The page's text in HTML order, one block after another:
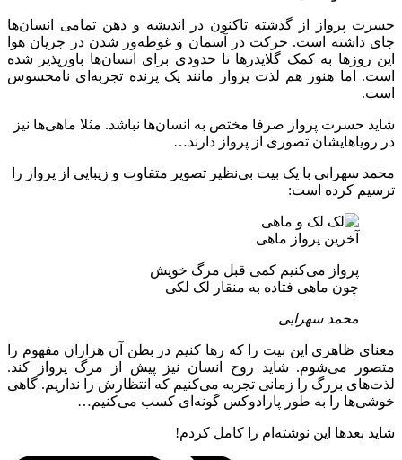
حسرت پرواز از گذشته تاکنون در اندیشه و ذهن تمامی انسان‌ها
جای داشته است. حرکت در آسمان و غوطه‌ور شدن در جریان هوا
این روزها به کمک گلایدرها تا حدودی برای انسان‌ها باورپذیر شده
است. اما هنوز هم لذت پرواز مانند یک پرنده تجربه‌ای نامحسوس
است.
شاید حسرت پرواز صرفا مختص به انسان‌ها نباشد. مثلا ماهی‌ها نیز
در رویاهایشان تصوری از پرواز دارند…
محمد سهرابی با یک بیت بی‌نظیر تصویر متفاوت و زیبایی از پرواز را
ترسیم کرده است:
آخرین پرواز ماهی
پرواز می‌کنیم کمی قبل مرگ خویش
چون ماهی فتاده به منقار لک لکی
محمد سهرابی
معنای ظاهری این بیت را که رها کنیم در بطن آن هزاران مفهوم را
متصور می‌شوم. شاید روح انسان نیز پیش از مرگ پرواز کند.
لذت‌های بزرگ را زمانی تجربه می‌کنیم که انتظارش را نداریم. گاهی
خوشی‌ها را به طور پارادوکس گونه‌ای کسب می‌کنیم…
شاید بعدها این نوشته‌ام را کامل کردم!